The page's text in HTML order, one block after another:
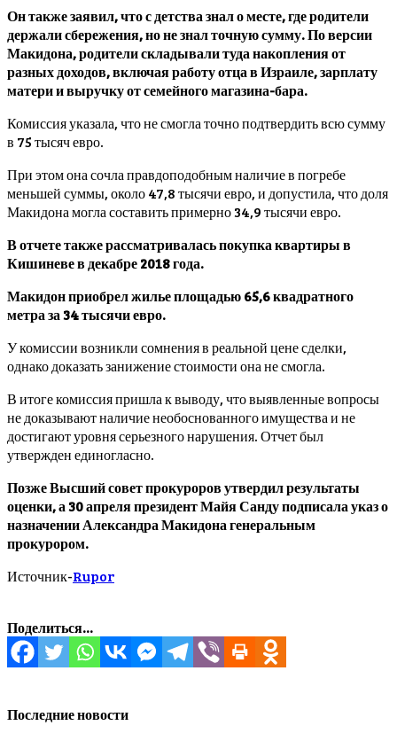
Он также заявил, что с детства знал о месте, где родители
держали сбережения, но не знал точную сумму. По версии
Макидона, родители складывали туда накопления от
разных доходов, включая работу отца в Израиле, зарплату
матери и выручку от семейного магазина-бара.
Комиссия указала, что не смогла точно подтвердить всю сумму
в 75 тысяч евро.
При этом она сочла правдоподобным наличие в погребе
меньшей суммы, около 47,8 тысячи евро, и допустила, что доля
Макидона могла составить примерно 34,9 тысячи евро.
В отчете также рассматривалась покупка квартиры в
Кишиневе в декабре 2018 года.
Макидон приобрел жилье площадью 65,6 квадратного
метра за 34 тысячи евро.
У комиссии возникли сомнения в реальной цене сделки,
однако доказать занижение стоимости она не смогла.
В итоге комиссия пришла к выводу, что выявленные вопросы
не доказывают наличие необоснованного имущества и не
достигают уровня серьезного нарушения. Отчет был
утвержден единогласно.
Позже Высший совет прокуроров утвердил результаты
оценки, а 30 апреля президент Майя Санду подписала указ о
назначении Александра Макидона генеральным
прокурором.
Источник-Rupor
Поделиться...
Последние новости